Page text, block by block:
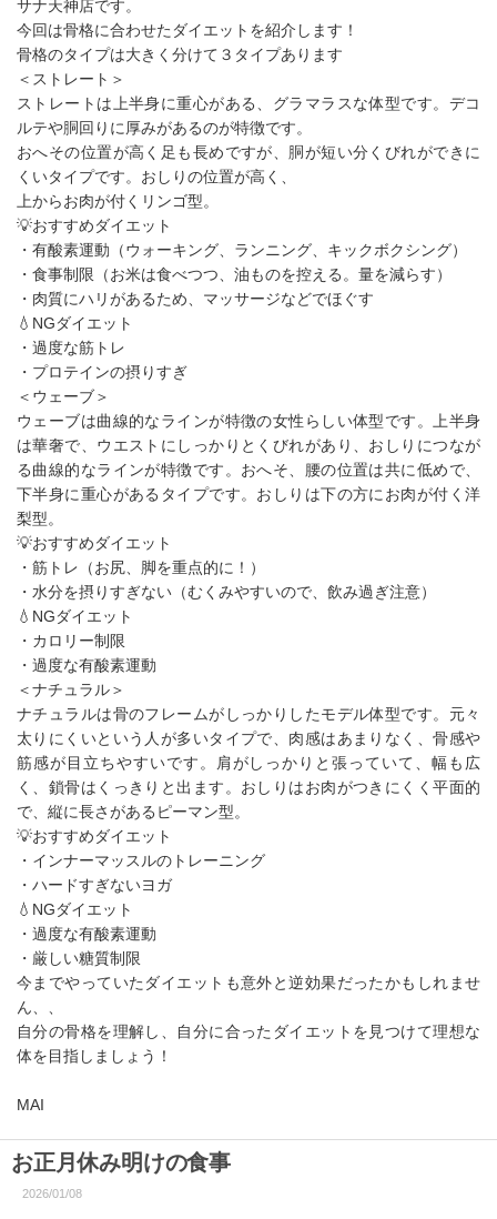
サナ天神店です。
今回は骨格に合わせたダイエットを紹介します！
骨格のタイプは大きく分けて３タイプあります
＜ストレート＞
ストレートは上半身に重心がある、グラマラスな体型です。デコ
ルテや胴回りに厚みがあるのが特徴です。
おへその位置が高く足も長めですが、胴が短い分くびれができに
くいタイプです。おしりの位置が高く、
上からお肉が付くリンゴ型。
💡おすすめダイエット
・有酸素運動（ウォーキング、ランニング、キックボクシング）
・食事制限（お米は食べつつ、油ものを控える。量を減らす）
・肉質にハリがあるため、マッサージなどでほぐす
💧NGダイエット
・過度な筋トレ
・プロテインの摂りすぎ
＜ウェーブ＞
ウェーブは曲線的なラインが特徴の女性らしい体型です。上半身
は華奢で、ウエストにしっかりとくびれがあり、おしりにつなが
る曲線的なラインが特徴です。おへそ、腰の位置は共に低めで、
下半身に重心があるタイプです。おしりは下の方にお肉が付く洋
梨型。
💡おすすめダイエット
・筋トレ（お尻、脚を重点的に！）
・水分を摂りすぎない（むくみやすいので、飲み過ぎ注意）
💧NGダイエット
・カロリー制限
・過度な有酸素運動
＜ナチュラル＞
ナチュラルは骨のフレームがしっかりしたモデル体型です。元々
太りにくいという人が多いタイプで、肉感はあまりなく、骨感や
筋感が目立ちやすいです。肩がしっかりと張っていて、幅も広
く、鎖骨はくっきりと出ます。おしりはお肉がつきにくく平面的
で、縦に長さがあるピーマン型。
💡おすすめダイエット
・インナーマッスルのトレーニング
・ハードすぎないヨガ
💧NGダイエット
・過度な有酸素運動
・厳しい糖質制限
今までやっていたダイエットも意外と逆効果だったかもしれませ
ん、、
自分の骨格を理解し、自分に合ったダイエットを見つけて理想な
体を目指しましょう！
MAI
お正月休み明けの食事
2026/01/08